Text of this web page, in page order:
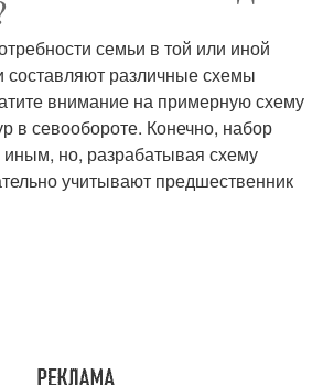
семьи в той или иной
различные схемы
внимание на примерную схему
в севообороте. Конечно, набор
иным, но, разрабатывая схему
учитывают предшественник